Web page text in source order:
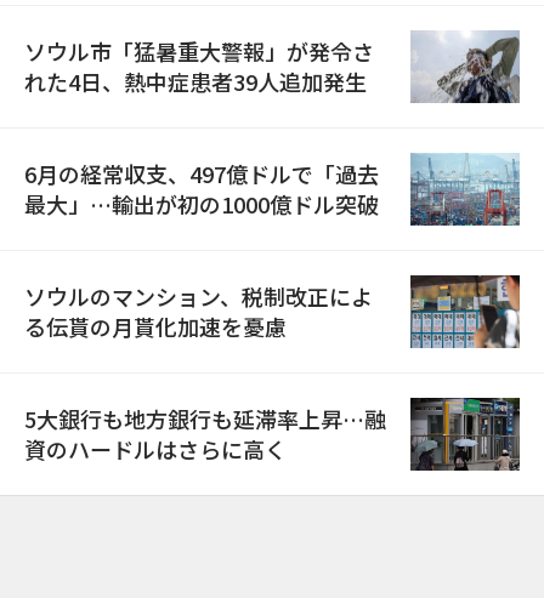
ソウル市「猛暑重大警報」が発令さ
れた4日、熱中症患者39人追加発生
6月の経常収支、497億ドルで「過去
最大」…輸出が初の1000億ドル突破
ソウルのマンション、税制改正によ
る伝貰の月貰化加速を憂慮
5大銀行も地方銀行も延滞率上昇…融
資のハードルはさらに高く